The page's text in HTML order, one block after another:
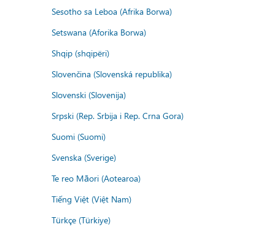
Sesotho sa Leboa (Afrika Borwa)
Setswana (Aforika Borwa)
Shqip (shqipëri)
Slovenčina (Slovenská republika)
Slovenski (Slovenija)
Srpski (Rep. Srbija i Rep. Crna Gora)
Suomi (Suomi)
Svenska (Sverige)
Te reo Māori (Aotearoa)
Tiếng Việt (Việt Nam)
Türkçe (Türkiye)